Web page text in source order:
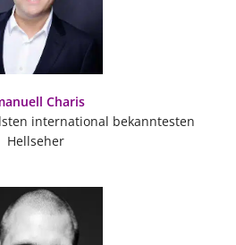
Charis
international bekanntesten
Hellseher